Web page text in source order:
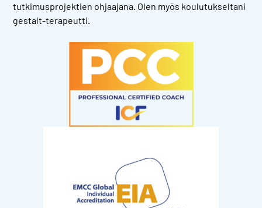
tutkimusprojektien ohjaajana. Olen myös koulutukseltani
gestalt-terapeutti.